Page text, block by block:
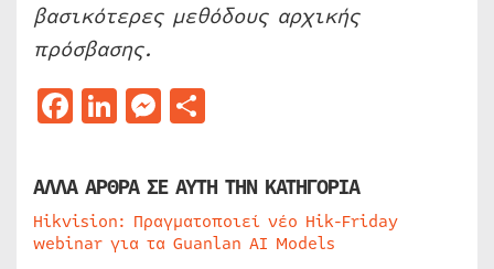
βασικότερες μεθόδους αρχικής
πρόσβασης.
Facebook
LinkedIn
Messenger
ΑΛΛΑ ΑΡΘΡΑ ΣΕ ΑΥΤΗ ΤΗΝ ΚΑΤΗΓΟΡΙΑ
Hikvision: Πραγματοποιεί νέο Hik-Friday
webinar για τα Guanlan AI Models